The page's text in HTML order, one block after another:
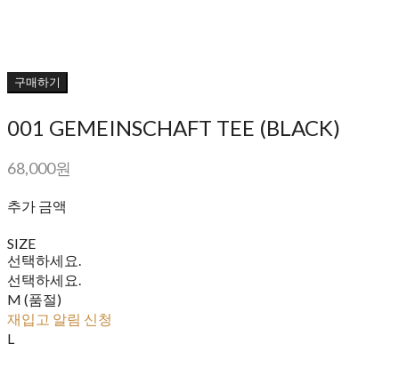
구매하기
001 GEMEINSCHAFT TEE (BLACK)
68,000원
추가 금액
SIZE
선택하세요.
선택하세요.
M (품절)
재입고 알림 신청
L